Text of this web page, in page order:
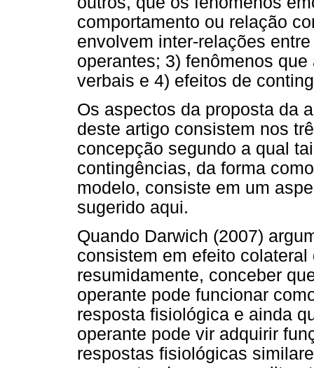
comportamento ou relação
envolvem inter-relações
operantes; 3) fenômenos
verbais e 4) efeitos de
Os aspectos da proposta da
deste artigo consistem nos
concepção segundo a qual
contingências, da forma
modelo, consiste em um
sugerido aqui.
Quando Darwich (2007)
consistem em efeito
resumidamente, conceber
operante pode funcionar
resposta fisiológica e ainda
operante pode vir adquirir
respostas fisiológicas